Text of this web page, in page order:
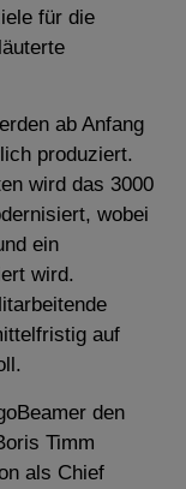
für die
ab Anfang
produziert.
wird das 3000
wobei
ein
wird.
auf
den
Timm
als Chief